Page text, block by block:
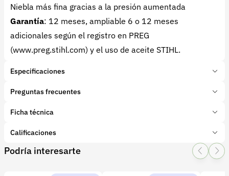
Niebla más fina gracias a la presión aumentada
Garantía: 12 meses, ampliable 6 o 12 meses
adicionales según el registro en PREG
(www.preg.stihl.com) y el uso de aceite STIHL.
Especificaciones
Marca: STIHL
Tipo de producto:
Subcategoría:
Preguntas frecuentes
¿Esta fumigadora puede aplicar insecticida y fungicida?
Así es, el atomizador STIHL SR 200 se puede usar
tanto para insecticidas como para fungicidas,
aumentando así la versatilidad en el manejo de tus
Ficha técnica
Calificaciones
1 Star
2 Star
3 Star4 Star
Podría interesarte